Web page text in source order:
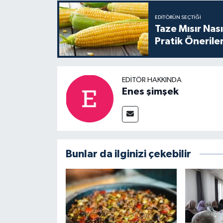
EDITÖRÜN SEÇTIĞI
Taze Mısır
Pratik
EDITÖR HAKKINDA
Enes şimşek
Bunlar da ilginizi çekebilir